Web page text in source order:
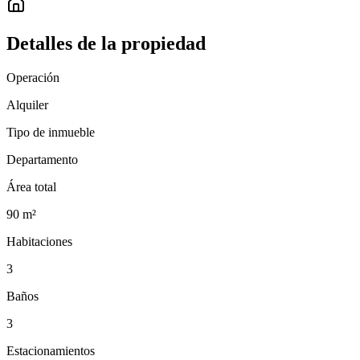
Detalles de la propiedad
Operación
Alquiler
Tipo de inmueble
Departamento
Área total
90 m²
Habitaciones
3
Baños
3
Estacionamientos